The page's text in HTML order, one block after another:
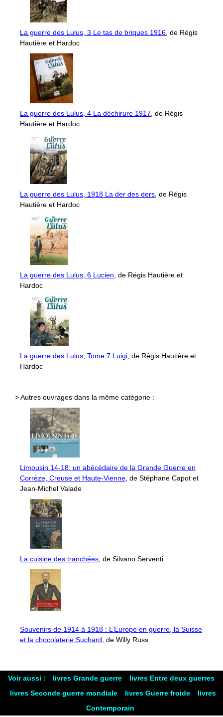
La guerre des Lulus, 3 Le tas de briques 1916 , de Régis
Hautière et Hardoc
La guerre des Lulus, 4 La déchirure 1917 , de Régis
Hautière et Hardoc
La guerre des Lulus, 1918 La der des ders , de Régis
Hautière et Hardoc
La guerre des Lulus, 6 Lucien , de Régis Hautière et
Hardoc
La guerre des Lulus, Tome 7 Luigi , de Régis Hautière et
Hardoc
> Autres ouvrages dans la même catégorie :
Limousin 14-18: un abécédaire de la Grande Guerre en
Corrèze, Creuse et Haute-Vienne , de Stéphane Capot et
Jean-Michel Valade
La cuisine des tranchées , de Silvano Serventi
Souvenirs de 1914 à 1918 : L’Europe en guerre, la Suisse
et la chocolaterie Suchard , de Willy Russ
Voir aussi : livres Grande guerre
livres Entre deux guerres
livres Seconde guerre mondiale
livres Guerre froide
livres
Contemporain